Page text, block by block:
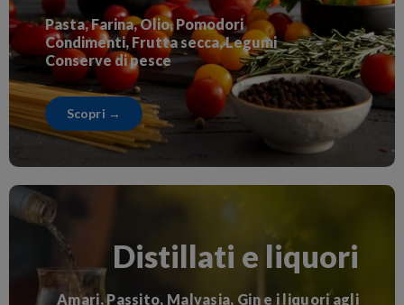
Pasta, Farina, Olio, Pomodori
Condimenti, Frutta secca, Legumi
Conserve di pesce
Scopri →
Distillati e liquori
Amari, Passito, Malvasia, Gin e i liquori agli